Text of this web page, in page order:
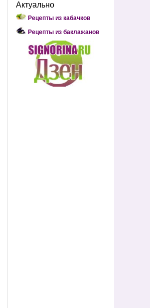
Актуально
Рецепты из кабачков
Рецепты из баклажанов